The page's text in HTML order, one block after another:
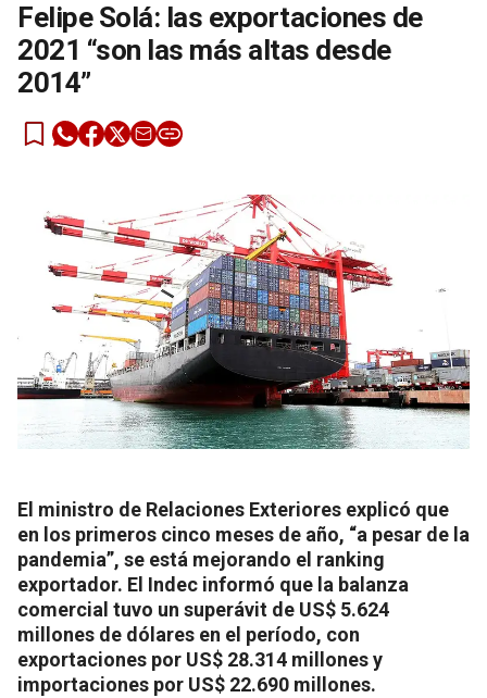
Felipe Solá: las exportaciones de
2021 “son las más altas desde
2014”
El ministro de Relaciones Exteriores explicó que
en los primeros cinco meses de año, “a pesar de la
pandemia”, se está mejorando el ranking
exportador. El Indec informó que la balanza
comercial tuvo un superávit de US$ 5.624
millones de dólares en el período, con
exportaciones por US$ 28.314 millones y
importaciones por US$ 22.690 millones.